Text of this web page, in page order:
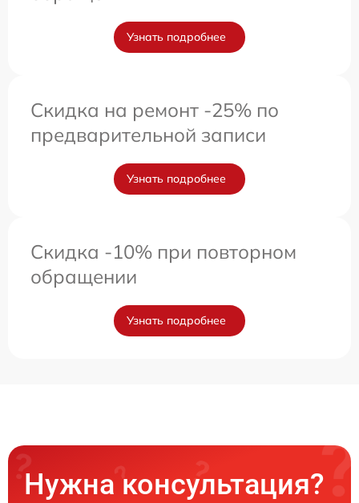
Узнать подробнее
Скидка на ремонт -25% по
предварительной записи
Узнать подробнее
Скидка -10% при повторном
обращении
Узнать подробнее
Нужна консультация?